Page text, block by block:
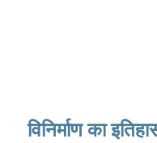
विनिर्माण का